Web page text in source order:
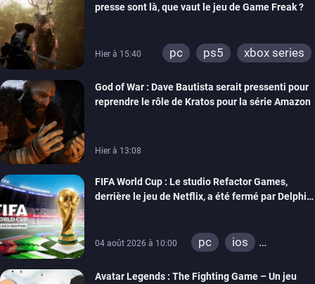
presse sont là, que vaut le jeu de Game Freak ?
Hier à 15:40 pc ps5 xbox series
God of War : Dave Bautista serait pressenti pour
reprendre le rôle de Kratos pour la série Amazon
Hier à 13:08
FIFA World Cup : Le studio Refactor Games,
derrière le jeu de Netflix, a été fermé par Delphi
04 août 2026 à 10:00 pc
ios
Avatar Legends : The Fighting Game – Un jeu